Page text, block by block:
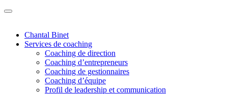
Chantal Binet
Services de coaching
Coaching de direction
Coaching d’entrepreneurs
Coaching de gestionnaires
Coaching d’équipe
Profil de leadership et communication